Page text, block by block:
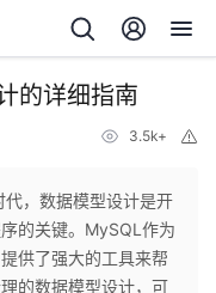
的详细指南
3.5k+
代，数据模型设计是开
的关键。MySQL作为
供了强大的工具来帮
的数据模型设计，可